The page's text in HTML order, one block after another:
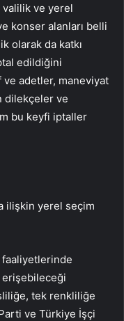
valilik ve yerel
konser alanları belli
olarak da katkı
edildiğini
ve adetler, maneviyat
dilekçeler ve
bu keyfi iptaller
ilişkin yerel seçim
faaliyetlerinde
erişebileceği
tek renkliliğe
ve Türkiye İşçi